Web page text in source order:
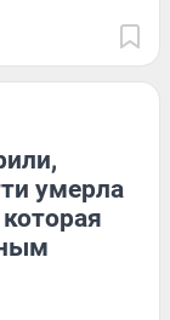
умерла